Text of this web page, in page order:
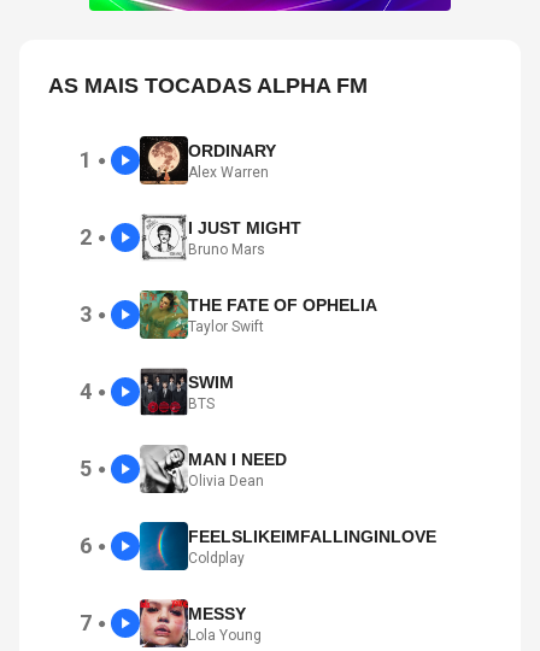
AS MAIS TOCADAS ALPHA FM
1 ● ORDINARY
Alex Warren
2 ● I JUST MIGHT
Bruno Mars
3 ● THE FATE OF OPHELIA
Taylor Swift
4 ● SWIM
BTS
5 ● MAN I NEED
Olivia Dean
6 ● FEELSLIKEIMFALLINGINLOVE
Coldplay
7 ● MESSY
Lola Young